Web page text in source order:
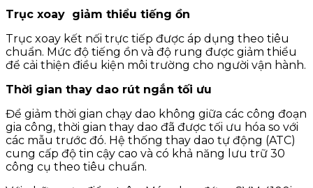
Trục xoay giảm thiểu tiếng ồn
Trục xoay kết nối trực tiếp được áp dụng theo tiêu
chuẩn. Mức độ tiếng ồn và độ rung được giảm thiểu
để cải thiện điều kiện môi trường cho người vận hành.
Thời gian thay dao rút ngắn tối ưu
Để giảm thời gian chạy dao không giữa các công đoạn
gia công, thời gian thay dao đã được tối ưu hóa so với
các mẫu trước đó. Hệ thống thay dao tự động (ATC)
cung cấp độ tin cậy cao và có khả năng lưu trữ 30
công cụ theo tiêu chuẩn.